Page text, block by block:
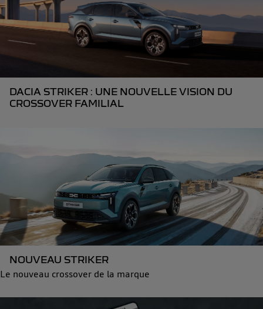
DACIA STRIKER : UNE NOUVELLE VISION DU
CROSSOVER FAMILIAL
NOUVEAU STRIKER
Le nouveau crossover de la marque